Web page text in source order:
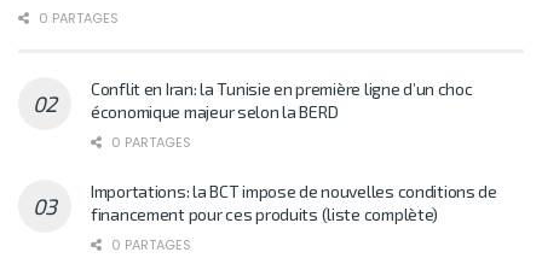
0 PARTAGES
Conflit en Iran: la Tunisie en première ligne d’un choc
économique majeur selon la BERD
0 PARTAGES
Importations: la BCT impose de nouvelles conditions de
financement pour ces produits (liste complète)
0 PARTAGES